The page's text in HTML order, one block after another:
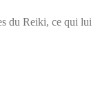
du Reiki, ce qui lui